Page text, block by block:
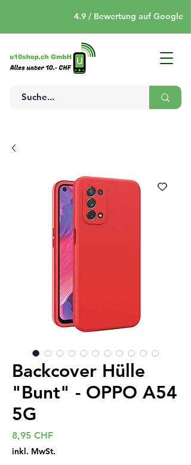
4.9 / Bewertung auf Google
Backcover Hülle
"Bunt" - OPPO A54
5G
8,95 CHFPreis
inkl. MwSt.